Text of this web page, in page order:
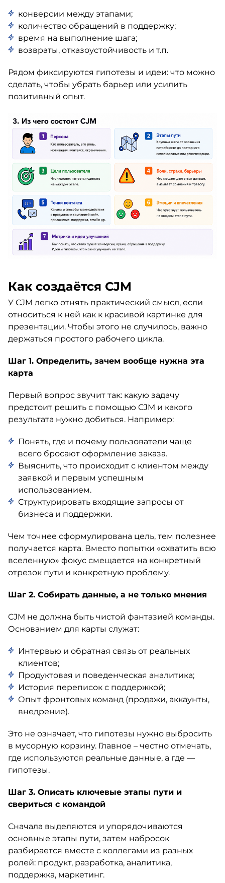
конверсии между этапами;
количество обращений в поддержку;
время на выполнение шага;
возвраты, отказоустойчивость и т.п.
Рядом фиксируются гипотезы и идеи: что можно
сделать, чтобы убрать барьер или усилить
позитивный опыт.
Как создаётся CJM
У CJM легко отнять практический смысл, если
относиться к ней как к красивой картинке для
презентации. Чтобы этого не случилось, важно
держаться простого рабочего цикла.
Шаг 1. Определить, зачем вообще нужна эта
карта
Первый вопрос звучит так: какую задачу
предстоит решить с помощью CJM и какого
результата нужно добиться. Например:
Понять, где и почему пользователи чаще
всего бросают оформление заказа.
Выяснить, что происходит с клиентом между
заявкой и первым успешным
использованием.
Структурировать входящие запросы от
бизнеса и поддержки.
Чем точнее сформулирована цель, тем полезнее
получается карта. Вместо попытки «охватить всю
вселенную» фокус смещается на конкретный
отрезок пути и конкретную проблему.
Шаг 2. Собирать данные, а не только мнения
CJM не должна быть чистой фантазией команды.
Основанием для карты служат:
Интервью и обратная связь от реальных
клиентов;
Продуктовая и поведенческая аналитика;
История переписок с поддержкой;
Опыт фронтовых команд (продажи, аккаунты,
внедрение).
Это не означает, что гипотезы нужно выбросить
в мусорную корзину. Главное – честно отмечать,
где используются реальные данные, а где —
гипотезы.
Шаг 3. Описать ключевые этапы пути и
свериться с командой
Сначала выделяются и упорядочиваются
основные этапы пути, затем набросок
разбирается вместе с коллегами из разных
ролей: продукт, разработка, аналитика,
поддержка, маркетинг.